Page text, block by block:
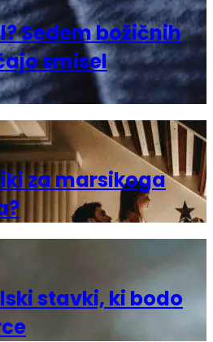
Sedem božičnih
smisel
za marsikoga
stavki, ki bodo